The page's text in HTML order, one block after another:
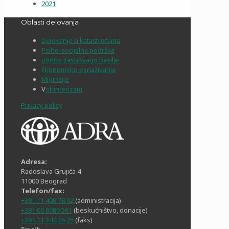
2021
Oblasti delovanja
Delovanje u katastrofama
Psiho-socijalna podrška
Rodno zasnovano nasilje
Ekonomsko osnaživanje
Migracije
Volonterizam
Privacy policy
Adresa:
Radoslava Grujića 4
11000 Beograd
Telefon/fax:
+381 11 408 78 02 (administracija)
+381 60 8080 561 (beskućništvo, donacije)
+381 11 344 26 25 (faks)